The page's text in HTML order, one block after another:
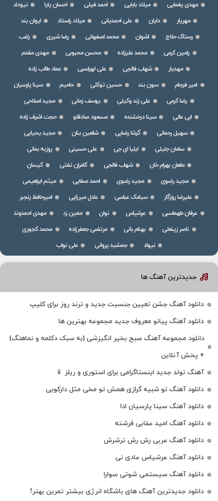
مهدی یغمایی میلاد بابایی احمد فیلی احسان پایا
نیوداد
مهریار
دایان علی احمدیانی میلاد راستاد
ایوان بند
رستاک حلاج
اشوان محمد اصفهانی رضا شیری
راغب
رامین کرمی
محمد علیزاده محسن محبوبی
مهدی مقدم
مهدیار
شهاب فالجی علی لهراسبی
عماد طالب زاده
امیر فرجام
سون بند حسین توکلی حامیم
سینا پارسیان
رضا کرمی
علی زند وکیلی یوسف زمانی
مجید اصلاحی
ابی عالی
سینا درخشنده مسعود صادقلو
حجت اشرف زاده
سهیل رحمانی
گرشا رضایی شاهین بنان
مجید یحیایی
سامان جلیلی
ایلیا ای جی علی حسینی
روزبه بمانی
ماهان بهرام خان
شهاب فالجی کامران تفتی
کیسان
مجید رضوی
مجید رضوی احمد صفایی
میثم ابراهیمی
علیرضا روزگار
سیامک عباسی عادل میرزایی
امیرحافظ رنجبر
عرفان طهماسبی
عرشیاس نوان معین زد
مهدی احمدوند
ناصر زینعلی
بهنام بانی مرتضی جعفرزاده
محمد کجوری
نیواد
جمشید پروانی علی نواب
جدیدترین آهنگ ها
دانلود آهنگ جشن تعیین جنسیت جدید و ترند روز برای کلیپ
دانلود آهنگ پیانو معروف جدید مجموعه بهترین ها
دانلود مجموعه آهنگ صبح بخیر انگیزشی (به سبک دکلمه و نماهنگ)
+ پخش آنلاین
آهنگ تولد جدید اینستاگرامی برای استوری و ریلز 📱
دانلود آهنگ تو شبیه گرازی همش تو مخی مثل دارکوبی
دانلود آهنگ سینا پارسیان ادا
دانلود آهنگ امید عقابی فرشته
دانلود آهنگ عربی رش رش ترشرش
دانلود آهنگ عرشیاس عادی نی
دانلود آهنگ سیستمی شوتی سوارا
دانلود جدیدترین آهنگ‌ های باشگاه انرژی بیشتر تمرین بهتر!